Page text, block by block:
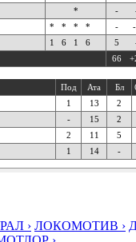
* -
* * * * -
1 6 1 6 5
66
Под Ата Бл
1 13 2
- 15 2
2 11 5
1 14 -
› ЛОКОМОТИВ ›